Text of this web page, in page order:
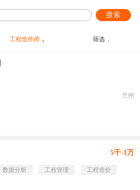
搜索
工程造价师 筛选
兰州
5千-1万
数据分析 工程管理
工程造价